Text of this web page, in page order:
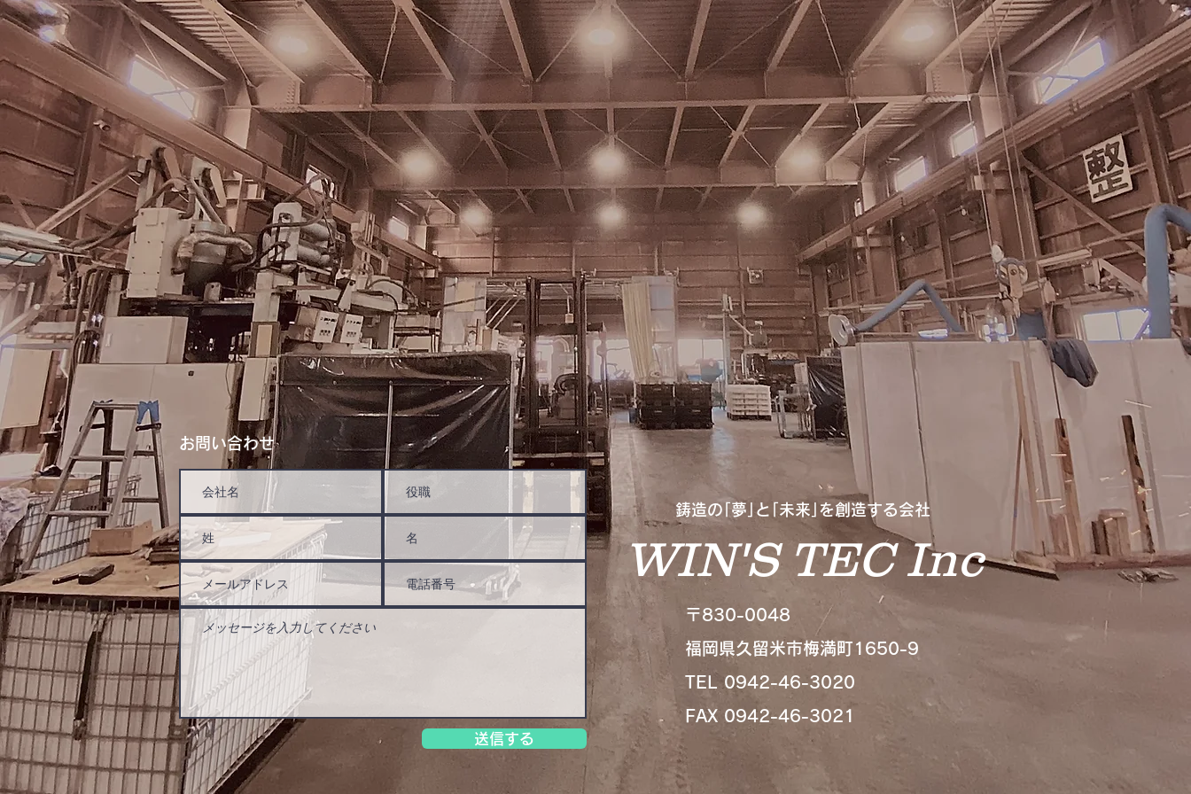
二層式シェル中子
高強度の外層と低強度の内層で構成される
二層式シェル中子（砂中子）について
ご案内いたします
READ MORE
溶接補修・鋳仕上げ部門
​鋳物を溶接で補修する部署と
鋳物のバリや堰跡を仕上げる部署を
ご案内いたします
READ MORE
新技術・新事業
​ウィンズテック独自の新技術と
現在展開中の新事業について
ご案内いたします
READ MORE
Shop
お問い合わせ
送信する
鋳造の｢夢｣と｢未来｣を創造する会社
WIN'S TEC Inc
〒830-0048
福岡県久留米市梅満町1650-9
TEL 0942-46-3020
FAX 0942-46-3021